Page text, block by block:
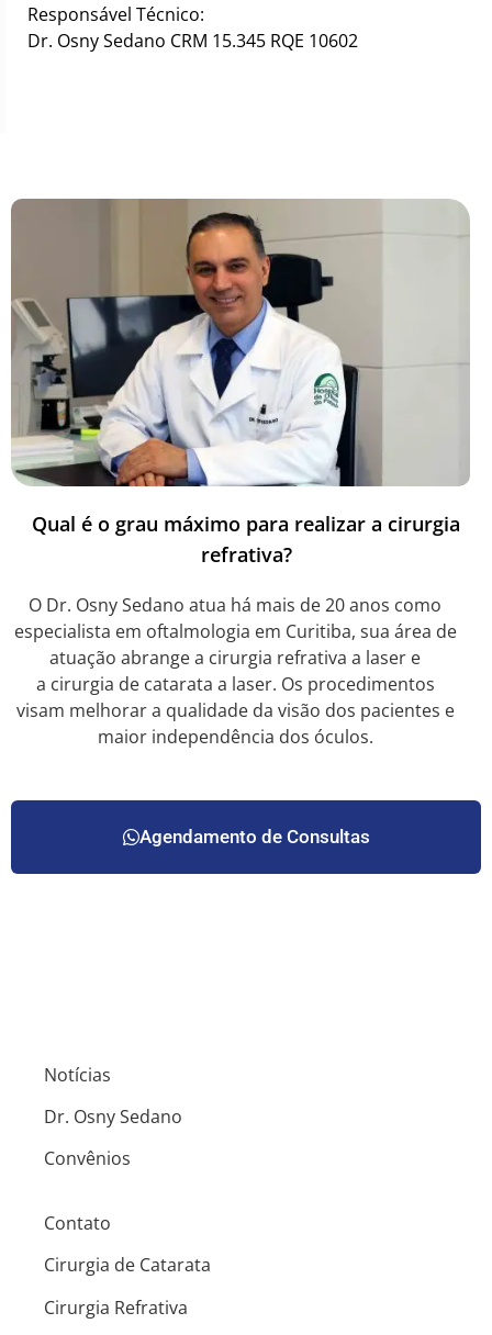
Responsável Técnico:⠀
Dr. Osny Sedano CRM 15.345 RQE 10602⠀
Qual é o grau máximo para realizar a cirurgia
refrativa?
O Dr. Osny Sedano atua há mais de 20 anos como
especialista em oftalmologia em Curitiba, sua área de
atuação abrange a cirurgia refrativa a laser e
a cirurgia de catarata a laser. Os procedimentos
visam melhorar a qualidade da visão dos pacientes e
maior independência dos óculos.
Agendamento de Consultas
Notícias
Dr. Osny Sedano
Convênios
Contato
Cirurgia de Catarata
Cirurgia Refrativa